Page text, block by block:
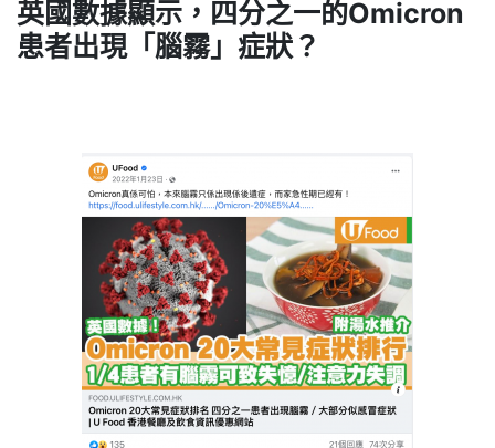
英國數據顯示，四分之一的Omicron
患者出現「腦霧」症狀？